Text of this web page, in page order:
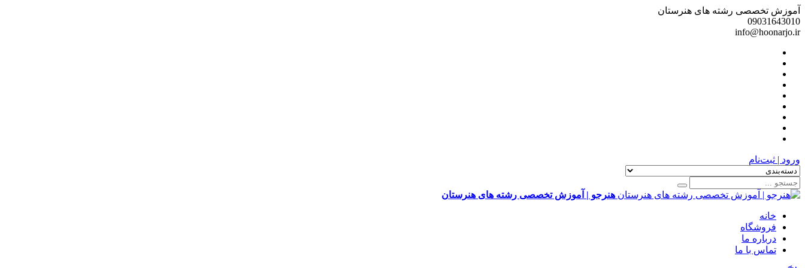
آموزش تخصصی رشته های هنرستان
09031643010
info@hoonarjo.ir
ورود | ثبت‌نام
هنرجو | آموزش تخصصی رشته های هنرستان
خانه
فروشگاه
درباره ما
تماس با ما